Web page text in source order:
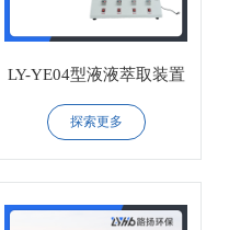
LY-YE04型液液萃取装置
探索更多